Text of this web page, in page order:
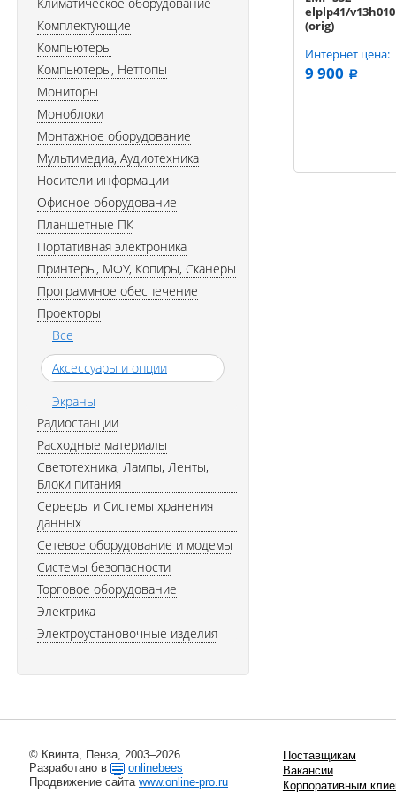
elplp41/
(orig)
Интернет цена:
9 900 a
Комплектующие
Компьютеры
Компьютеры, Неттопы
Мониторы
Моноблоки
Монтажное оборудование
Мультимедиа, Аудиотехника
Носители информации
Офисное оборудование
Планшетные ПК
Портативная электроника
Принтеры, МФУ, Копиры, Сканеры
Программное обеспечение
Проекторы
Все
Аксессуары и опции
Экраны
Радиостанции
Расходные материалы
Светотехника, Лампы, Ленты,
Блоки питания
Серверы и Системы хранения
данных
Сетевое оборудование и модемы
Системы безопасности
Торговое оборудование
Электрика
Электроустановочные изделия
© Квинта, Пенза, 2003–2026
Разработано в
onlinebees
Продвижение сайтаwww.online-pro.ru
Поставщикам
Вакансии
Корпоративным